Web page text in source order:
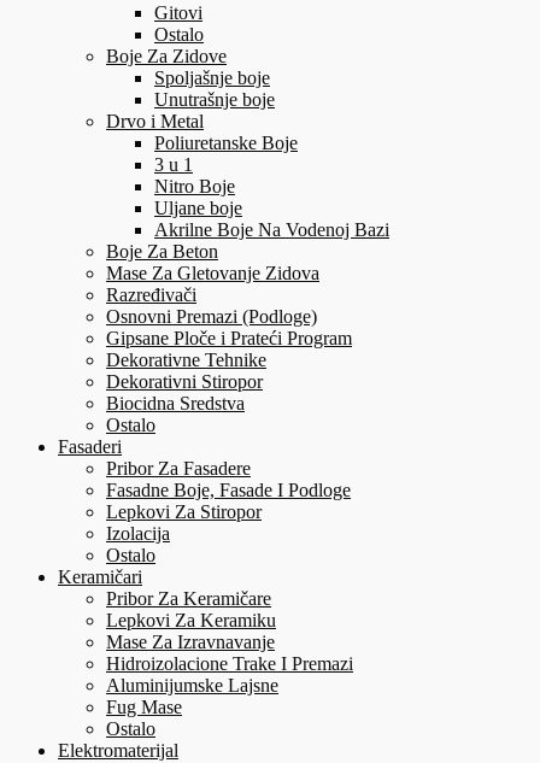
Gitovi
Ostalo
Boje Za Zidove
Spoljašnje boje
Unutrašnje boje
Drvo i Metal
Poliuretanske Boje
3 u 1
Nitro Boje
Uljane boje
Akrilne Boje Na Vodenoj Bazi
Boje Za Beton
Mase Za Gletovanje Zidova
Razređivači
Osnovni Premazi (Podloge)
Gipsane Ploče i Prateći Program
Dekorativne Tehnike
Dekorativni Stiropor
Biocidna Sredstva
Ostalo
Fasaderi
Pribor Za Fasadere
Fasadne Boje, Fasade I Podloge
Lepkovi Za Stiropor
Izolacija
Ostalo
Keramičari
Pribor Za Keramičare
Lepkovi Za Keramiku
Mase Za Izravnavanje
Hidroizolacione Trake I Premazi
Aluminijumske Lajsne
Fug Mase
Ostalo
Elektromaterijal